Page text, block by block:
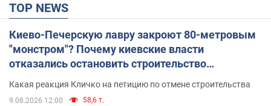
TOP NEWS
Киево-Печерскую лавру закроют 80-метровым
"монстром"? Почему киевские власти
отказались остановить строительство
небоскреба "московского верующего"
Какая реакция Кличко на петицию по отмене строительства
9.08.2026 12:00 58,6 т.